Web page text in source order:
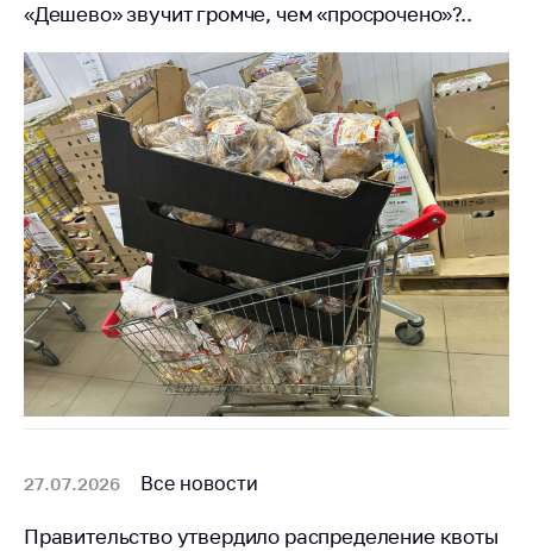
«Дешево» звучит громче, чем «просрочено»?..
27.07.2026 Все новости
Правительство утвердило распределение квоты